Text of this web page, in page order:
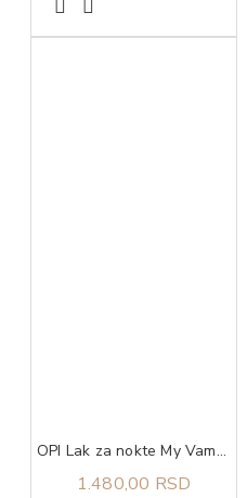
OPI Lak za nokte My Vampire is Buff
1.480,00 RSD